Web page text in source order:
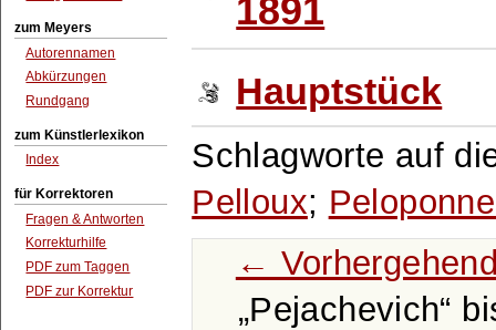
zum Meyers
Autorennamen
Abkürzungen
Rundgang
zum Künstlerlexikon
Index
für Korrektoren
Fragen & Antworten
Korrekturhilfe
PDF zum Taggen
PDF zur Korrektur
1891
Hauptstück
Schlagworte auf
Pelloux;
←
Pejachevich